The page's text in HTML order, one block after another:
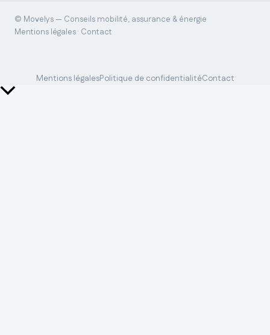
© Movelys — Conseils mobilité, assurance & énergie
Mentions légales · Contact
Mentions légalesPolitique de confidentialitéContact